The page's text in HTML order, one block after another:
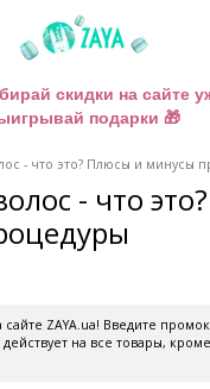
скидки на сайте
подарки 🎁
- что это? Плюсы и минусы
- что
сайте ZAYA.ua! Введите
на все товары,